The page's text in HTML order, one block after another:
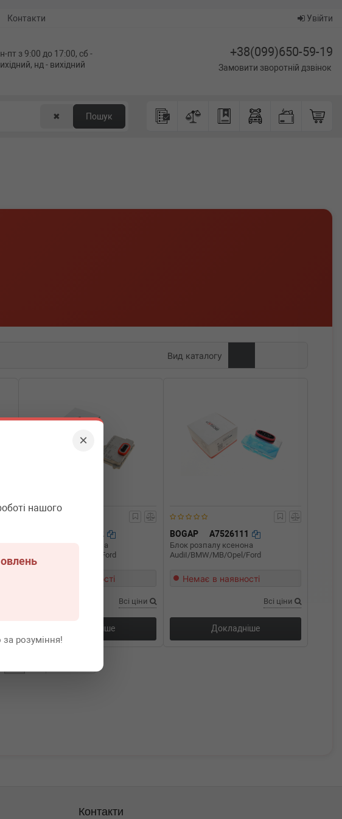
×
нашого
розуміння!
Контакти Увійти
пт з 9:00 до 17:00, сб -
нд - вихідний
+38(099)650-59-19
Замовити зворотній дзвінок
✖ Пошук
Вид каталогу
A7526112
Блок розпалу ксенона
AudiI/BMW/MB/Opel/Ford
Немає в наявності
Всі ціни
Докладніше
BOGAP A7526111
Блок розпалу ксенона
AudiI/BMW/MB/Opel/Ford
Немає в наявності
Всі ціни
Докладніше
Контакти